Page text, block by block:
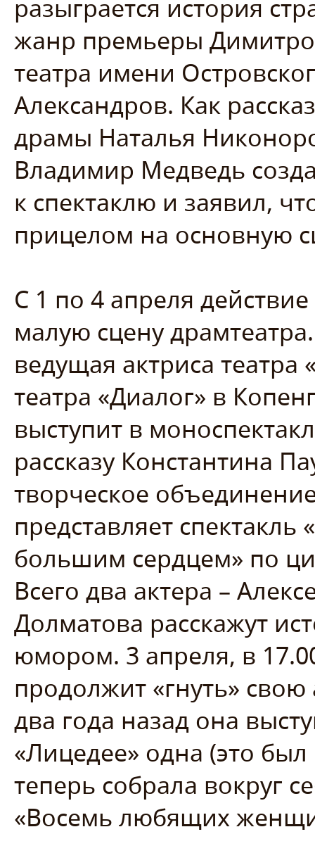
разыграется история
жанр премьеры
театра имени
Александров. Как
драмы Наталья
Владимир Медведь
к спектаклю и заявил,
прицелом на основную
С 1 по 4 апреля
малую сцену
ведущая актриса театра
театра «Диалог» в
выступит в
рассказу Константина
творческое
представляет
большим сердцем» по
Всего два актера –
Долматова расскажут
юмором. 3 апреля, в
продолжит «гнуть»
два года назад она
«Лицедее» одна (это
теперь собрала вокруг
«Восемь любящих